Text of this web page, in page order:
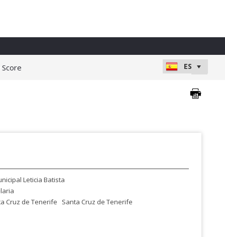
Score
Leticia Batista
Cruz de Tenerife Santa Cruz de Tenerife